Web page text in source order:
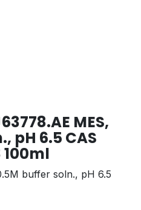
MES,
pH 6.5 CAS
buffer soln., pH 6.5